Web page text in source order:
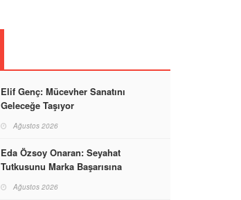
Elif Genç: Mücevher Sanatını
Geleceğe Taşıyor
Ağustos 2026
Eda Özsoy Onaran: Seyahat
Tutkusunu Marka Başarısına
Ağustos 2026